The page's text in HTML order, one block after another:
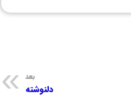
بعد
دلنوشته